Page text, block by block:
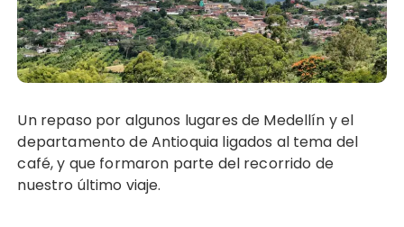
Un repaso por algunos lugares de Medellín y el
departamento de Antioquia ligados al tema del
café, y que formaron parte del recorrido de
nuestro último viaje.